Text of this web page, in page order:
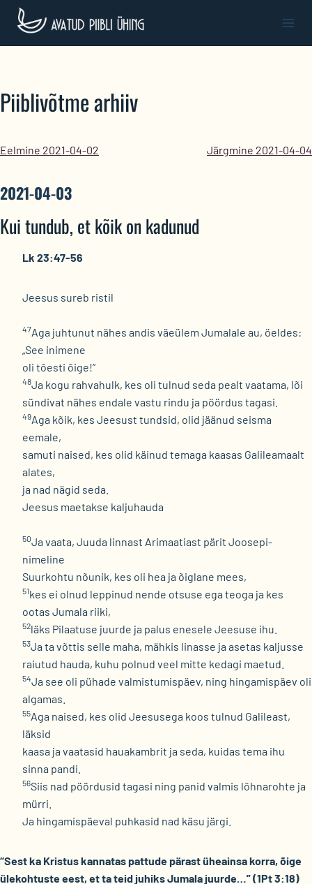
Skip
content
Piiblivõtme arhiiv
Eelmine 2021-04-02 Järgmine 2021-04-04
2021-04-03
Kui tundub, et kõik on kadunud
Lk 23:47-56
Jeesus sureb ristil
47Aga juhtunut nähes andis väeülem Jumalale au, öeldes:
„See inimene
oli tõesti õige!”
48Ja kogu rahvahulk, kes oli tulnud seda pealt vaatama, lõi
sündivat nähes endale vastu rindu ja pöördus tagasi.
49Aga kõik, kes Jeesust tundsid, olid jäänud seisma
eemale,
samuti naised, kes olid käinud temaga kaasas Galileamaalt
alates,
ja nad nägid seda.
Jeesus maetakse kaljuhauda
50Ja vaata, Juuda linnast Arimaatiast pärit Joosepi-
nimeline
Suurkohtu nõunik, kes oli hea ja õiglane mees,
51kes ei olnud leppinud nende otsuse ega teoga ja kes
ootas Jumala riiki,
52läks Pilaatuse juurde ja palus enesele Jeesuse ihu.
53Ja ta võttis selle maha, mähkis linasse ja asetas kaljusse
raiutud hauda, kuhu polnud veel mitte kedagi maetud.
54Ja see oli pühade valmistumispäev, ning hingamispäev oli
algamas.
55Aga naised, kes olid Jeesusega koos tulnud Galileast,
läksid
kaasa ja vaatasid hauakambrit ja seda, kuidas tema ihu
sinna pandi.
56Siis nad pöördusid tagasi ning panid valmis lõhnarohte ja
mürri.
Ja hingamispäeval puhkasid nad käsu järgi.
“Sest ka Kristus kannatas pattude pärast üheainsa korra, õige
ülekohtuste eest, et ta teid juhiks Jumala juurde…” (1Pt 3:18)